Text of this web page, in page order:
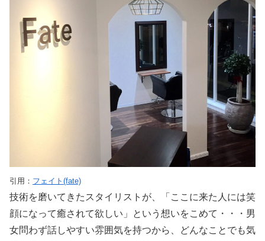
引用： フェイト(fate)
技術を磨いてきたスタイリストが、「ここに来た人には笑
顔になって癒されて欲しい」という想いをこめて・・・男
女問わず話しやすい雰囲気を持つから、どんなことでも気